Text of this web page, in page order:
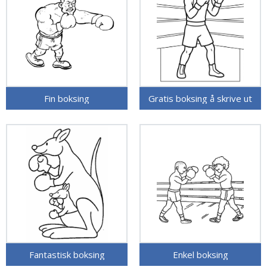
Fin boksing Gratis boksing å skrive ut
Fantastisk boksing Enkel boksing